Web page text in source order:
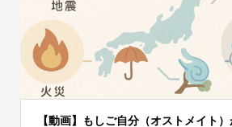
【動画】もしご自分（オストメイト